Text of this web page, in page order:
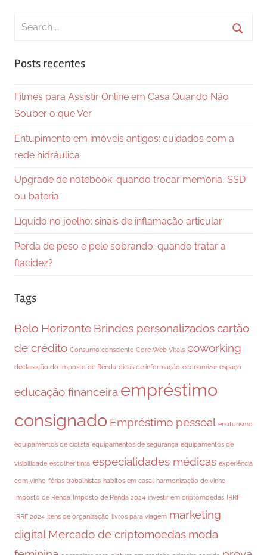
Search
Posts recentes
Filmes para Assistir Online em Casa Quando Não
Souber o que Ver
Entupimento em imóveis antigos: cuidados com a
rede hidráulica
Upgrade de notebook: quando trocar memória, SSD
ou bateria
Líquido no joelho: sinais de inflamação articular
Perda de peso e pele sobrando: quando tratar a
flacidez?
Tags
Belo Horizonte Brindes personalizadoscartão
de crédito Consumo consciente Core Web Vitals coworking
declaração do Imposto de Renda dicas de informação economizar espaço
educação financeira empréstimo
consignado Empréstimo pessoal enoturismo
equipamentos de ciclista equipamentos de segurança equipamentos de
visibilidade escolher tinta especialidades médicas experiência
com vinho férias trabalhistas habitos em casal harmonização de vinho
Imposto de Renda Imposto de Renda 2024 investir em criptomoedas IRRF
IRRF 2024 itens de organização livros para viagem marketing
digital Mercado de criptomoedas moda